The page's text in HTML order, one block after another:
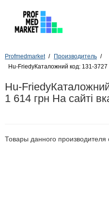
Profmedmarket
Производитель
Hu-FriedyКаталожний код: 131-3727
Hu-
1 614 грн На сайті
Товары данного производителя